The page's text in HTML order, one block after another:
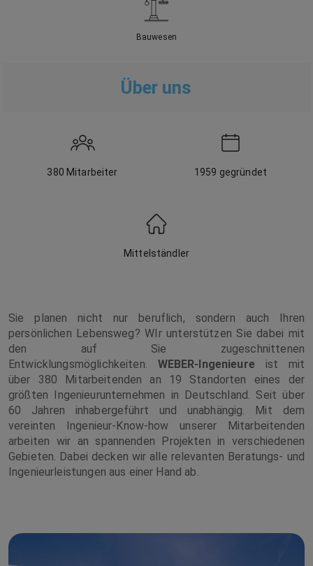
Bauwesen
Über uns
380 Mitarbeiter 1959 gegründet
Mittelständler
Sie planen nicht nur beruflich, sondern auch Ihren
persönlichen Lebensweg? WIr unterstützen Sie dabei mit
den auf Sie zugeschnittenen
Entwicklungsmöglichkeiten. WEBER-Ingenieure ist mit
über 380 Mitarbeitenden an 19 Standorten eines der
größten Ingenieurunternehmen in Deutschland. Seit über
60 Jahren inhabergeführt und unabhängig. Mit dem
vereinten Ingenieur-Know-how unserer Mitarbeitenden
arbeiten wir an spannenden Projekten in verschiedenen
Gebieten. Dabei decken wir alle relevanten Beratungs- und
Ingenieurleistungen aus einer Hand ab.